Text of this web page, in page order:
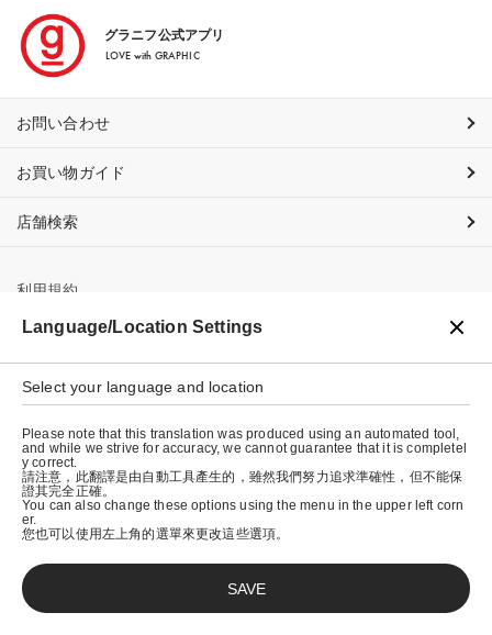
グラニフ公式アプリ
LOVE with GRAPHIC
お問い合わせ
お買い物ガイド
店舗検索
利用規約
プライバシーポリシー
特定商取引法に基づく表示
会社概要
© graniph inc.
Language/Location Settings
Select your language and location
Please note that this translation was produced using an automated tool,
and while we strive for accuracy, we cannot guarantee that it is completel
y correct.
請注意，此翻譯是由自動工具產生的，雖然我們努力追求準確性，但不能保
證其完全正確。
You can also change these options using the menu in the upper left corn
er.
您也可以使用左上角的選單來更改這些選項。
SAVE